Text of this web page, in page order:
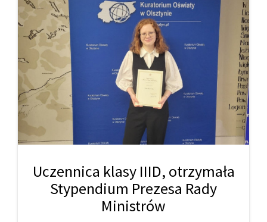
Uczennica klasy IIID, otrzymała
Stypendium Prezesa Rady
Ministrów